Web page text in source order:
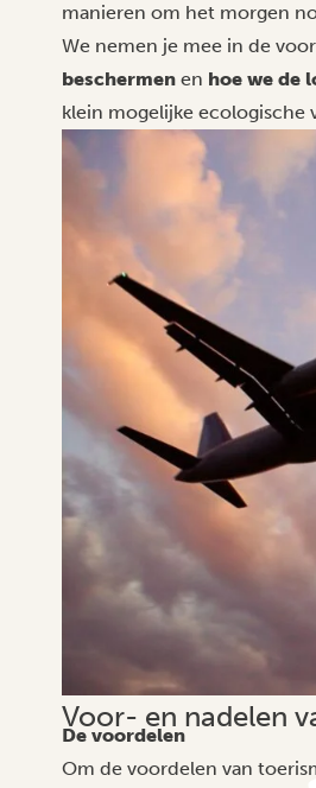
manieren om het morgen
We nemen je mee in de
beschermen en hoe we de
klein mogelijke ecologische
Voor- en nadelen
De voordelen
Om de voordelen van